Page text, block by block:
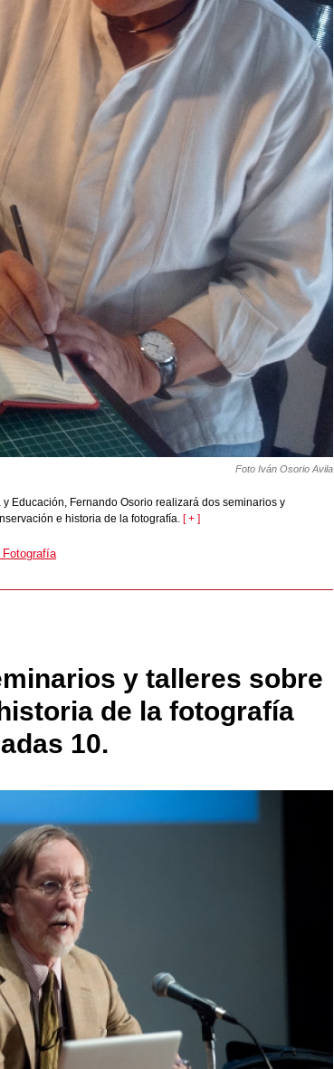
Foto Iván Osorio Avila
Educación, Fernando Osorio realizará dos seminarios y
e historia de la fotografía. [ + ]
y talleres sobre
de la fotografía
10.